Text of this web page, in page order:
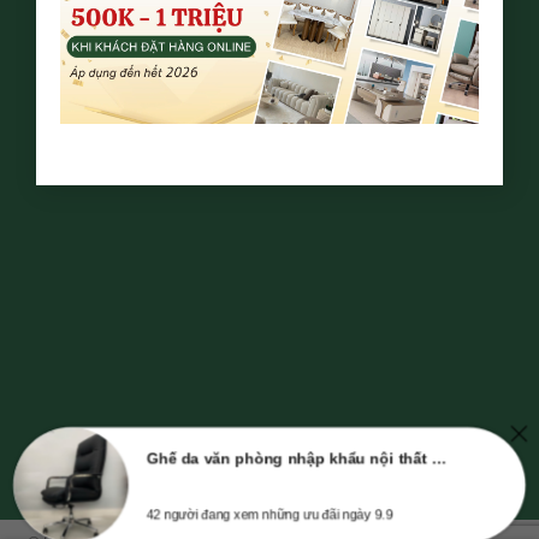
Ghế da văn phòng nhập khẩu nội thất Greenfurni GR333A
42 người đang xem những ưu đãi ngày 9.9